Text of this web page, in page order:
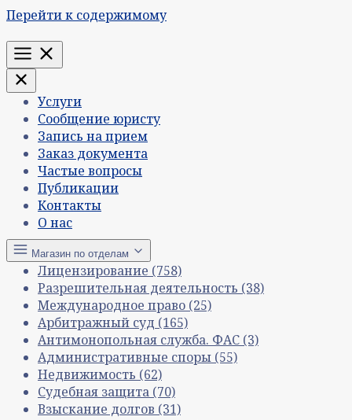
Перейти к содержимому
Меню
Услуги
Сообщение юристу
Запись на прием
Заказ документа
Частые вопросы
Публикации
Контакты
О нас
Магазин по отделам
Лицензирование (758)
Разрешительная деятельность (38)
Международное право (25)
Арбитражный суд (165)
Антимонопольная служба. ФАС (3)
Административные споры (55)
Недвижимость (62)
Судебная защита (70)
Взыскание долгов (31)